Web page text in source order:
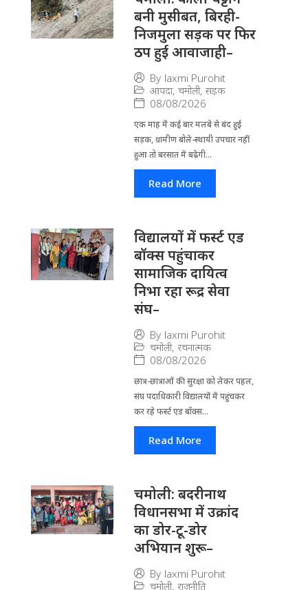
बनी मुसीबत, बिरही-
निजमुला सड़क पर फिर
ठप हुई आवाजाही–
By laxmi Purohit
आपदा, चमोली, सड़क
08/08/2026
एक माह में कई बार मलबे से बंद हुई
सड़क, ग्रामीण बोले-स्थायी उपचार नहीं
हुआ तो बरसात में बढ़ेगी...
Read More
विद्यालयों में फर्स्ट एड
बॉक्स पहुंचाकर
सामाजिक दायित्व
निभा रहा रूद्र सेवा
संघ–
By laxmi Purohit
चमोली, रचनात्मक
08/08/2026
छात्र-छात्राओं की सुरक्षा को लेकर पहल,
संघ पदाधिकारी विद्यालयों में पहुंचकर
कर रहे फर्स्ट एड बॉक्स...
Read More
चमोली: बदरीनाथ
विधानसभा में उक्रांद
का डोर-टू-डोर
अभियान शुरू–
By laxmi Purohit
चमोली, राजनीति